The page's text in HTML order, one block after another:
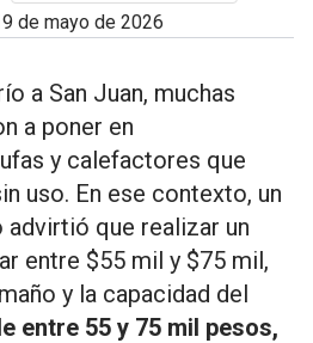
de mayo de 2026
a San Juan, muchas
a poner en
y calefactores que
uso. En ese contexto, un
que realizar un
entre $55 mil y $75 mil,
y la capacidad del
entre 55 y 75 mil pesos,